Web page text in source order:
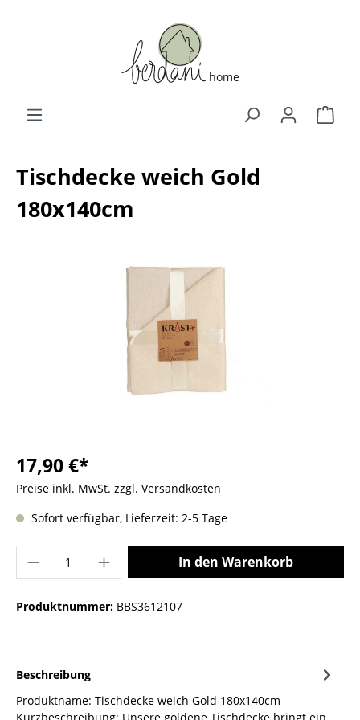
Tischdecke weich Gold
180x140cm
17,90 €*
Preise inkl. MwSt. zzgl. Versandkosten
Sofort verfügbar, Lieferzeit: 2-5 Tage
In den Warenkorb
Produktnummer: BBS3612107
Beschreibung
Produktname: Tischdecke weich Gold 180x140cm